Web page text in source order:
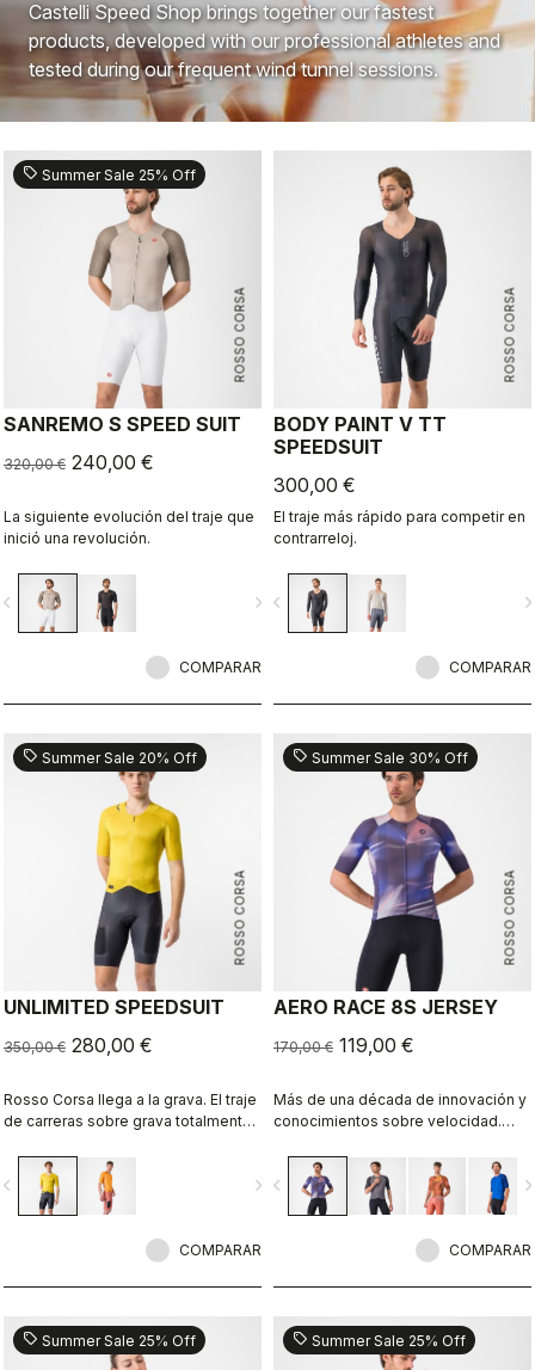
Castelli Speed Shop brings together our fastest
products, developed with our professional athletes and
tested during our frequent wind tunnel sessions.
ROSSO CORSA
sell Summer Sale 25% Off
SANREMO S SPEED SUIT
320,00 € 240,00 €
La siguiente evolución del traje que
inició una revolución.
navigate_next
COMPARAR
ROSSO CORSA
BODY PAINT V TT
SPEEDSUIT
300,00 €
El traje más rápido para competir en
contrarreloj.
navigate_before
COMPARAR
ROSSO CORSA
sell Summer Sale 20% Off
UNLIMITED SPEEDSUIT
350,00 € 280,00 €
Rosso Corsa llega a la grava. El traje
de carreras sobre grava totalmente
navigate_next
COMPARAR
ROSSO CORSA
sell Summer Sale 30% Off
AERO RACE 8S JERSEY
170,00 € 119,00 €
Más de una década de innovación y
conocimientos sobre velocidad.
todavía más rápido.
navigate_before
COMPARAR
sell Summer Sale 25% Off sell Summer Sale 25% Off